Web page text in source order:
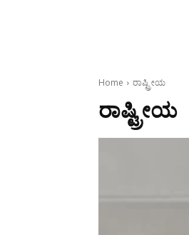
Home ರಾಷ್ಟ್ರೀಯ
ರಾಷ್ಟ್ರೀಯ